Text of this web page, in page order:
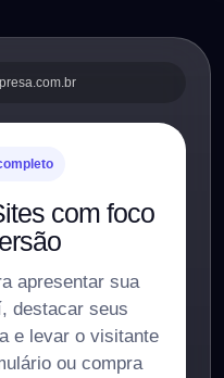
com foco
apresentar sua
destacar seus
e levar o visitante
ou compra